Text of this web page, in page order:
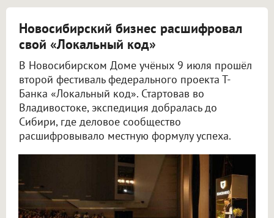
Новосибирский бизнес расшифровал
свой «Локальный код»
В Новосибирском Доме учёных 9 июля прошёл
второй фестиваль федерального проекта Т-
Банка «Локальный код». Стартовав во
Владивостоке, экспедиция добралась до
Сибири, где деловое сообщество
расшифровывало местную формулу успеха.